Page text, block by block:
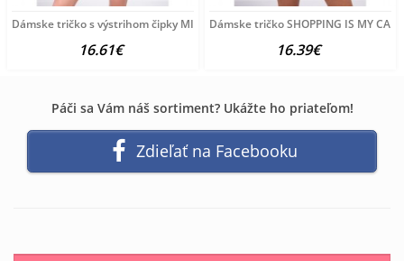
Dámske tričko s výstrihom čipky MI8987 fuchsia, Uni,
16.61€
Dámske tričko SHOPPING IS MY
16.39€
Páči sa Vám náš sortiment? Ukážte ho priateľom!
Zdieľať na Facebooku